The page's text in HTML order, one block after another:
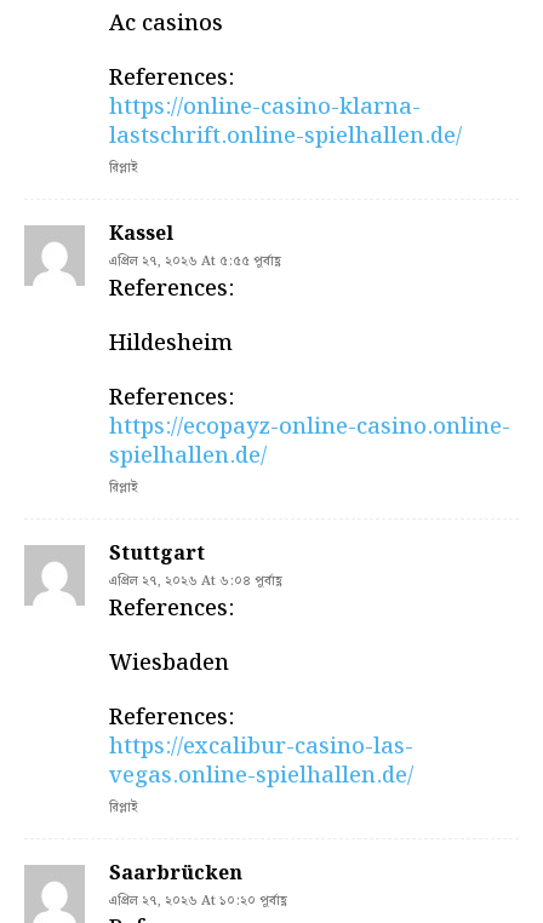
Ac casinos
References:
https://online-casino-klarna-
lastschrift.online-spielhallen.de/
রিপ্লাই
Kassel
এপ্রিল ২৭, ২০২৬ At ৫:৫৫ পূর্বাহ্ণ
References:
Hildesheim
References:
https://ecopayz-online-casino.online-
spielhallen.de/
রিপ্লাই
Stuttgart
এপ্রিল ২৭, ২০২৬ At ৬:০৪ পূর্বাহ্ণ
References:
Wiesbaden
References:
https://excalibur-casino-las-
vegas.online-spielhallen.de/
রিপ্লাই
Saarbrücken
এপ্রিল ২৭, ২০২৬ At ১০:২০ পূর্বাহ্ণ